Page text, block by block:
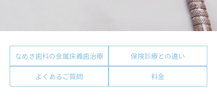
なめき歯科の金属床義歯治療 保険診療との違い
よくあるご質問 料金